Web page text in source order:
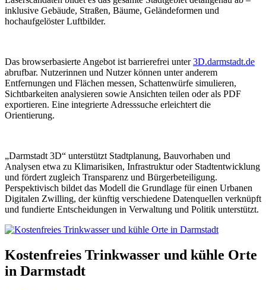
inklusive Gebäude, Straßen, Bäume, Geländeformen und
hochaufgelöster Luftbilder.
Das browserbasierte Angebot ist barrierefrei unter3D.darmstadt.de
abrufbar. Nutzerinnen und Nutzer können unter anderem
Entfernungen und Flächen messen, Schattenwürfe simulieren,
Sichtbarkeiten analysieren sowie Ansichten teilen oder als PDF
exportieren. Eine integrierte Adresssuche erleichtert die
Orientierung.
„Darmstadt 3D“ unterstützt Stadtplanung, Bauvorhaben und
Analysen etwa zu Klimarisiken, Infrastruktur oder Stadtentwicklung
und fördert zugleich Transparenz und Bürgerbeteiligung.
Perspektivisch bildet das Modell die Grundlage für einen Urbanen
Digitalen Zwilling, der künftig verschiedene Datenquellen verknüpft
und fundierte Entscheidungen in Verwaltung und Politik unterstützt.
Kostenfreies Trinkwasser und kühle Orte
in Darmstadt